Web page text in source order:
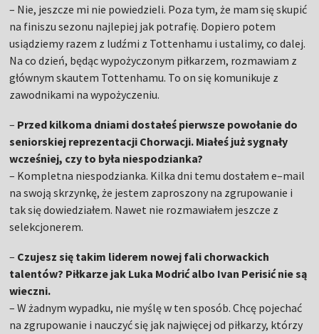
– Nie, jeszcze mi nie powiedzieli. Poza tym, że mam się skupić
na finiszu sezonu najlepiej jak potrafię. Dopiero potem
usiądziemy razem z ludźmi z Tottenhamu i ustalimy, co dalej.
Na co dzień, będąc wypożyczonym piłkarzem, rozmawiam z
głównym skautem Tottenhamu. To on się komunikuje z
zawodnikami na wypożyczeniu.
– Przed kilkoma dniami dostałeś pierwsze powołanie do
seniorskiej reprezentacji Chorwacji. Miałeś już sygnały
wcześniej, czy to była niespodzianka?
– Kompletna niespodzianka. Kilka dni temu dostałem e–mail
na swoją skrzynkę, że jestem zaproszony na zgrupowanie i
tak się dowiedziałem. Nawet nie rozmawiałem jeszcze z
selekcjonerem.
– Czujesz się takim liderem nowej fali chorwackich
talentów? Piłkarze jak Luka Modrić albo Ivan Perisić nie są
wieczni.
– W żadnym wypadku, nie myślę w ten sposób. Chcę pojechać
na zgrupowanie i nauczyć się jak najwięcej od piłkarzy, którzy